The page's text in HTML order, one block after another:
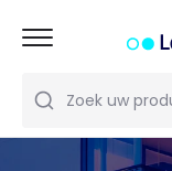
Zoek uw